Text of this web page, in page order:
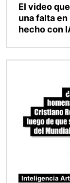
El video
una falta
hecho con
Inteligencia